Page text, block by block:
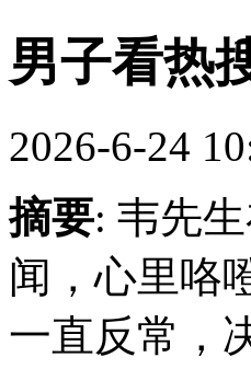
男子看热
2026-6-24
摘要: 韦先
闻，心里咯
一直反常，